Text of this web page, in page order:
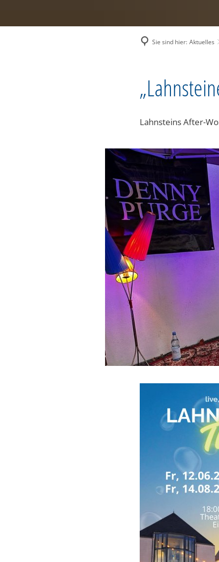
Sie sind hier: Aktuelles
Lahnsteins After-